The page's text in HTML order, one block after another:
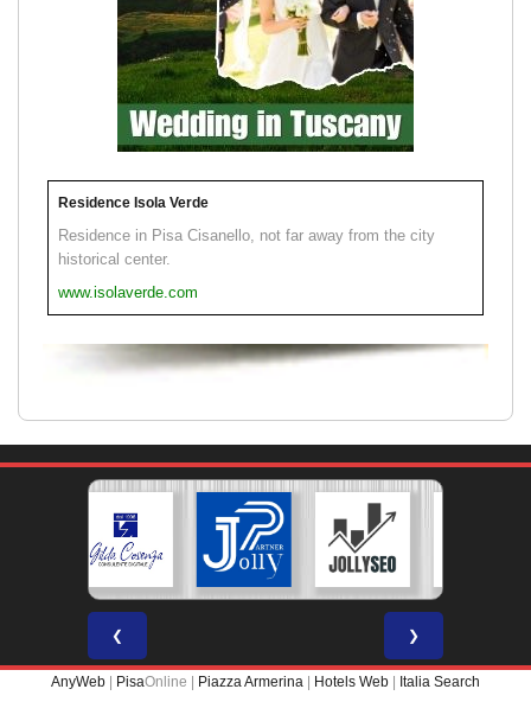
Residence Isola Verde
Residence in Pisa Cisanello, not far away from the city
historical center.
www.isolaverde.com
❮ ❯
AnyWeb PisaOnline | Piazza Armerina Hotels Web Italia Search